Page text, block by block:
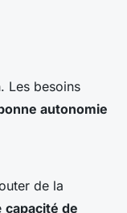
Les besoins
autonomie
de la
capacité de